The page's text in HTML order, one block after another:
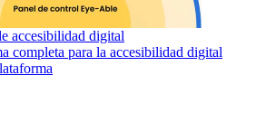
accesibilidad digital
completa para la accesibilidad digital